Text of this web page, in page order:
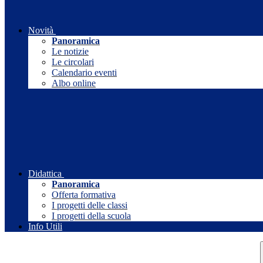
Novità
Panoramica
Le notizie
Le circolari
Calendario eventi
Albo online
Didattica
Panoramica
Offerta formativa
I progetti delle classi
I progetti della scuola
Info Utili